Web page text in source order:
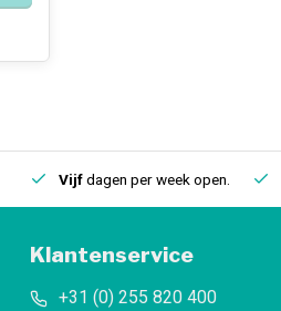
Vijfdagen per week open.
Klantenservice
+31 (0) 255 820 400